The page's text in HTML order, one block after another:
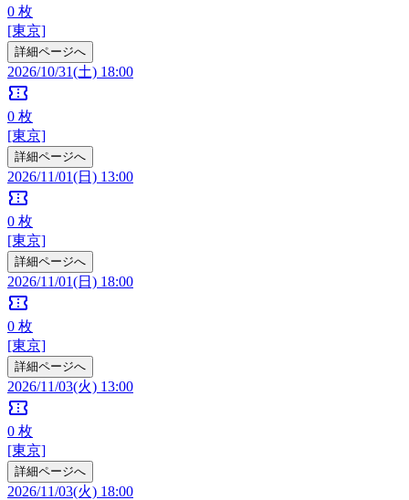
0 枚
[東京]
詳細ページへ
2026/10/31(土) 18:00
confirmation_number
0 枚
[東京]
詳細ページへ
2026/11/01(日) 13:00
confirmation_number
0 枚
[東京]
詳細ページへ
2026/11/01(日) 18:00
confirmation_number
0 枚
[東京]
詳細ページへ
2026/11/03(火) 13:00
confirmation_number
0 枚
[東京]
詳細ページへ
2026/11/03(火) 18:00